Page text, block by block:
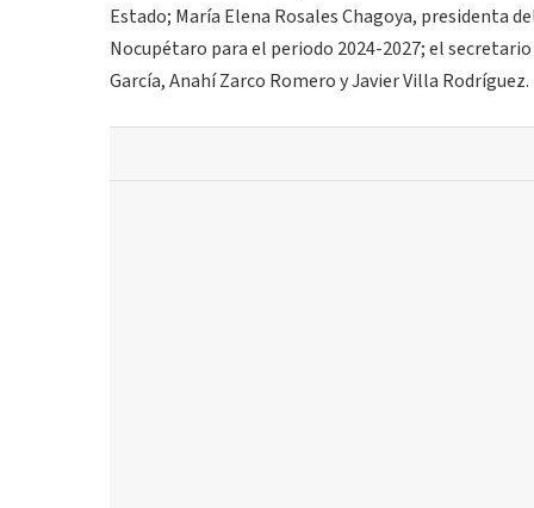
Estado; María Elena Rosales Chagoya, presidenta
Nocupétaro para el periodo 2024-2027; el
García, Anahí Zarco Romero y Javier Villa Rodríguez.